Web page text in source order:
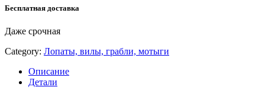
Бесплатная доставка
Даже срочная
Category: Лопаты, вилы, грабли, мотыги
Описание
Детали